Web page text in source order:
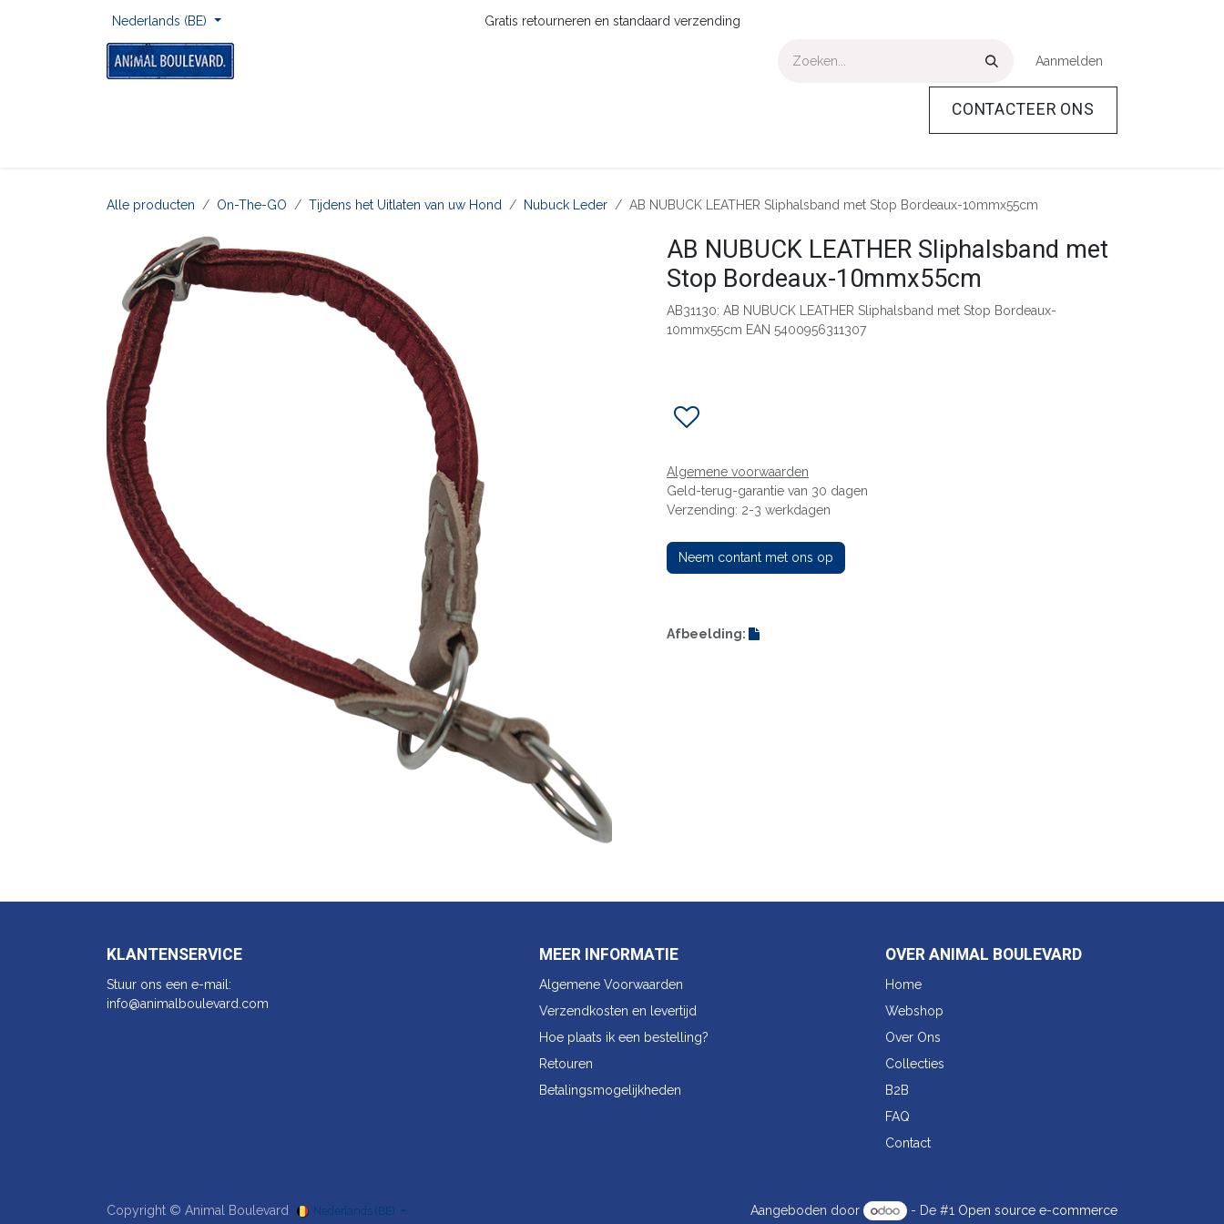
Nederlands (BE)
Gratis retourneren en standaard verzending
Aanmelden
CONTACTEER ONS
Alle producten On-The-GO Tijdens het Uitlaten van uw Hond Nubuck Leder AB NUBUCK LEATHER Sliphalsband met Stop Bordeaux-10mmx55cm
AB NUBUCK LEATHER Sliphalsband met
Stop Bordeaux-10mmx55cm
AB31130: AB NUBUCK LEATHER Sliphalsband met Stop Bordeaux-
10mmx55cm EAN 5400956311307
Algemene voorwaarden
Geld-terug-garantie van 30 dagen
Verzending: 2-3 werkdagen
Neem contant met ons op
Afbeelding:
KLANTENSERVICE
Stuur ons een e-mail:
info@animalbo​ulevard.com
MEER INFORMATIE
Algemene Voorwaarden
Verzendkosten en levertijd
Hoe plaats ik een bestelling?
Retouren
Betalingsmogelijkheden
OVER ANIMAL BOULEVARD
Home
Webshop
Over Ons
Collecties
B2B
FAQ
Contact
Copyright © Animal Boulevard Nederlands (BE) Aangeboden door - De #1 Open source e-commerce